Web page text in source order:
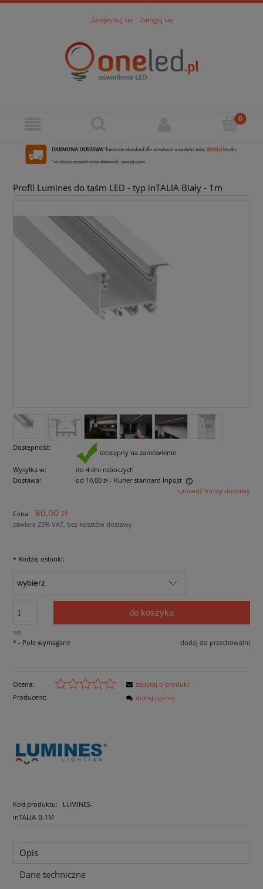
Zarejestruj się Zaloguj się
Profil Lumines do taśm LED - typ inTALIA Biały - 1m
Dostępność:
dostępny na zamówienie
Wysyłka w:
do 4 dni roboczych
Dostawa:
od 10,00 zł - Kurier standard Inpost
Cena nie zawiera ewentualnych kosztów płatnościsprawdź formy dostawy
Cena: 80,00 zł
zawiera 23% VAT, bez kosztów dostawy
* Rodzaj osłonki:
szt.
do koszyka
dodaj do przechowalni
* - Pole wymagane
Ocena:
Producent:
Kod produktu:
LUMINES-
inTALIA-B-1M
zapytaj o produkt
dodaj opinię
Opis
Dane techniczne